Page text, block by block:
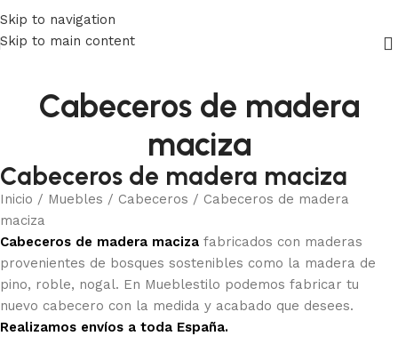
Skip to navigation
Skip to main content
Cabeceros de madera
maciza
Cabeceros de madera maciza
Inicio Muebles Cabeceros
Cabeceros de madera
maciza
Cabeceros de madera maciza fabricados con maderas
provenientes de bosques sostenibles como la madera de
pino, roble, nogal. En Mueblestilo podemos fabricar tu
nuevo cabecero con la medida y acabado que desees.
Realizamos envíos a toda España.